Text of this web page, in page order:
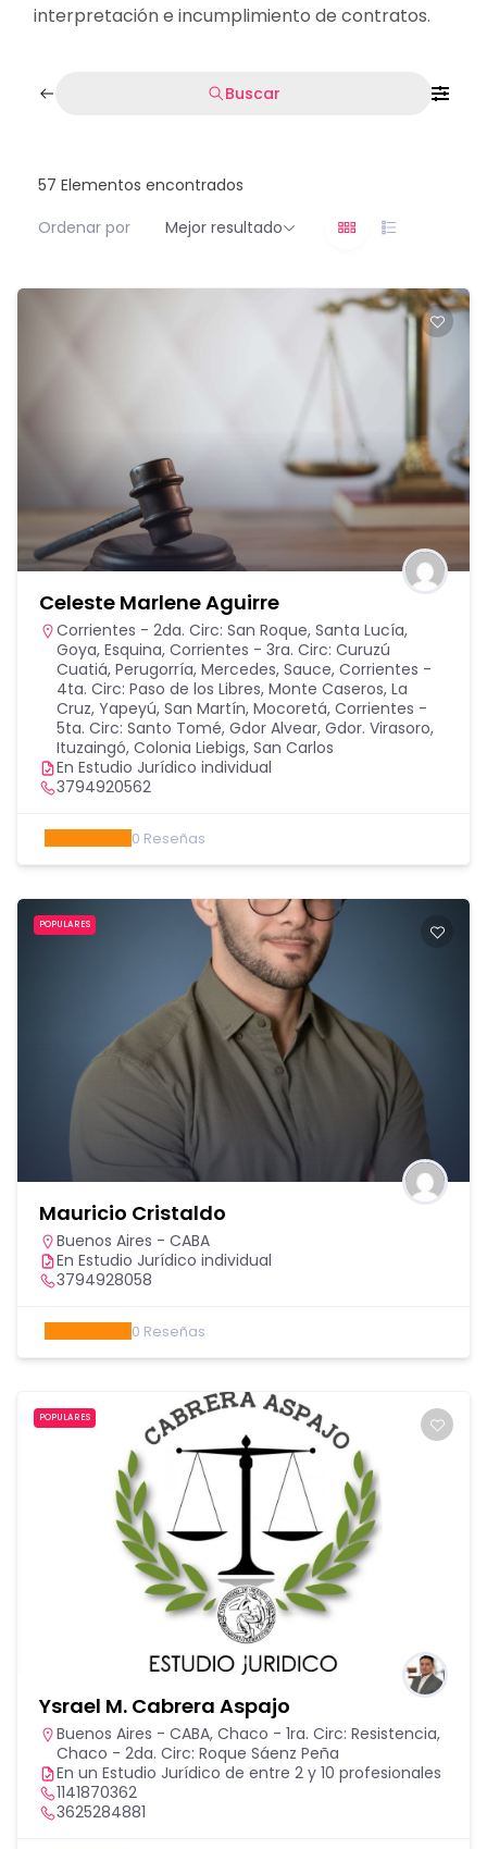
interpretación e incumplimiento de contratos.
Buscar
57 Elementos encontrados
Ordenar por
Mejor resultado
Celeste Marlene Aguirre
Corrientes - 2da. Circ: San Roque, Santa Lucía,
Goya, Esquina, Corrientes - 3ra. Circ: Curuzú
Cuatiá, Perugorría, Mercedes, Sauce, Corrientes -
4ta. Circ: Paso de los Libres, Monte Caseros, La
Cruz, Yapeyú, San Martín, Mocoretá, Corrientes -
5ta. Circ: Santo Tomé, Gdor Alvear, Gdor. Virasoro,
Ituzaingó, Colonia Liebigs, San Carlos
En Estudio Jurídico individual
3794920562
0 Reseñas
POPULARES
Mauricio Cristaldo
Buenos Aires - CABA
En Estudio Jurídico individual
3794928058
0 Reseñas
POPULARES
Ysrael M. Cabrera Aspajo
Buenos Aires - CABA, Chaco - 1ra. Circ: Resistencia,
Chaco - 2da. Circ: Roque Sáenz Peña
En un Estudio Jurídico de entre 2 y 10 profesionales
1141870362
3625284881